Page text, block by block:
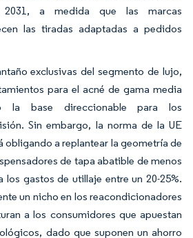
a medida que las marcas
las tiradas adaptadas a pedidos
exclusivas del segmento de lujo,
para el acné de gama media
la base direccionable para los
Sin embargo, la norma de la UE
obligando a replantear la geometría de
de tapa abatible de menos
los gastos de utillaje entre un 20-25%.
un nicho en los reacondicionadores
a los consumidores que apuestan
dado que suponen un ahorro